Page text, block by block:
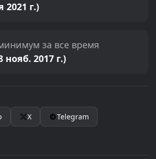
2021 г.)
за все время
нояб. 2017 г.)
X Telegram